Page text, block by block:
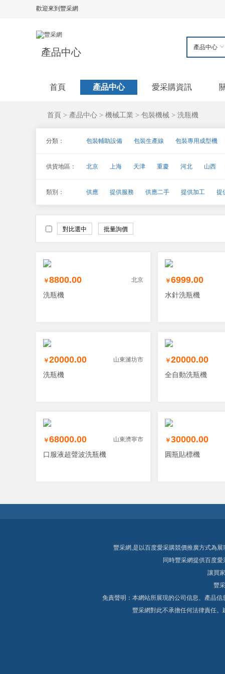
歡迎來到豐采網
產品中心
首頁 產品中心 愛采購資訊
首頁 > 產品中心 > 機械工業 > 包裝機械 > 洗瓶機
分類： 包裝輔助設備 包裝生產線 包裝專用成型機
貼標機械 洗瓶機 真空包裝機 枕式包裝機
供貨地區： 北京 上海 天津 重慶 河北 山西
類別： 供應 提供服務 供應二手 提供加工 提
￥8800.00 北京
洗瓶機
￥6999.00
水針洗瓶機
￥20000.00 山東濰坊市
洗瓶機
￥20000.00
全自動洗瓶機
￥68000.00 山東濟寧市
口服液超聲波洗瓶機
￥30000.00
圓瓶貼標機
豐采網,是以百度愛采購競價推廣方式為展
同時豐采網提供百度愛
讓買家
豐
免責聲明：本網站所展現的公司信息、產品
豐采網對此不承擔任何法律責任